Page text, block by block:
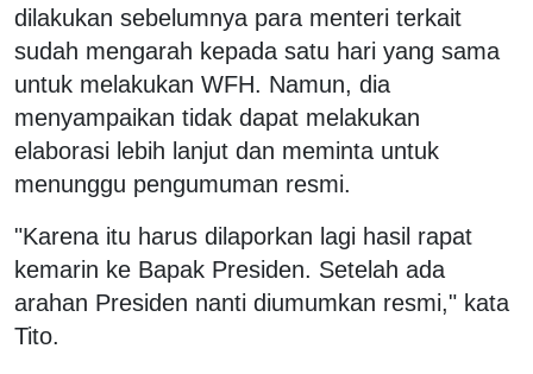
dilakukan sebelumnya para menteri terkait
sudah mengarah kepada satu hari yang sama
untuk melakukan WFH. Namun, dia
menyampaikan tidak dapat melakukan
elaborasi lebih lanjut dan meminta untuk
menunggu pengumuman resmi.
"Karena itu harus dilaporkan lagi hasil rapat
kemarin ke Bapak Presiden. Setelah ada
arahan Presiden nanti diumumkan resmi," kata
Tito.